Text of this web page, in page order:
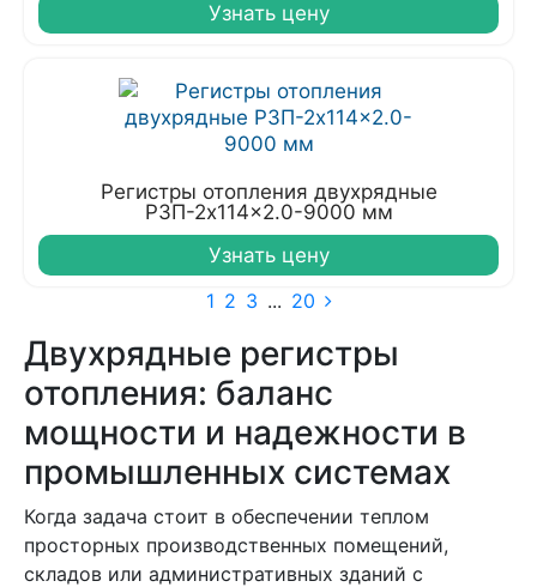
Узнать цену
Регистры отопления двухрядные
РЗП-2x114x2.0-9000 мм
Узнать цену
1 2 3 ... 20
Двухрядные регистры
отопления: баланс
мощности и надежности в
промышленных системах
Когда задача стоит в обеспечении теплом
просторных производственных помещений,
складов или административных зданий с